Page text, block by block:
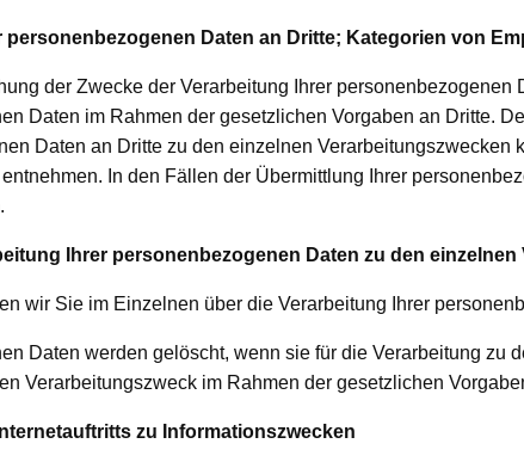
personenbezogenen Daten an Dritte; Kategorien von
der Zwecke der Verarbeitung Ihrer personenbezogenen
Daten im Rahmen der gesetzlichen Vorgaben an Dritte.
Daten an Dritte zu den einzelnen
In den Fällen der Übermittlung Ihrer
Ihrer personenbezogenen Daten zu den
wir Sie im Einzelnen über die Verarbeitung Ihrer
Daten werden gelöscht, wenn sie für die Verarbeitung
Verarbeitungszweck im Rahmen der gesetzlichen
zu Informationszwecken